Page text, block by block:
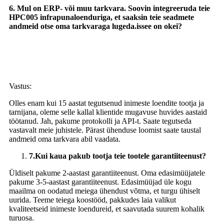
6. Mul on ERP- või muu tarkvara. Soovin integreeruda teie
HPC005 infrapunaloenduriga, et saaksin teie seadmete
andmeid otse oma tarkvaraga lugeda.issee on okei?
Vastus:
Olles enam kui 15 aastat tegutsenud inimeste loendite tootja ja
tarnijana, oleme selle kallal klientide mugavuse huvides aastaid
töötanud. Jah, pakume protokolli ja API-t. Saate tegutseda
vastavalt meie juhistele. Pärast ühenduse loomist saate taustal
andmeid oma tarkvara abil vaadata.
7.Kui kaua pakub tootja teie tootele garantiiteenust?
Üldiselt pakume 2-aastast garantiiteenust. Oma edasimüüjatele
pakume 3-5-aastast garantiiteenust. Edasimüüjad üle kogu
maailma on oodatud meiega ühendust võtma, et turgu ühiselt
uurida. Teeme teiega koostööd, pakkudes laia valikut
kvaliteetseid inimeste loendureid, et saavutada suurem kohalik
turuosa.